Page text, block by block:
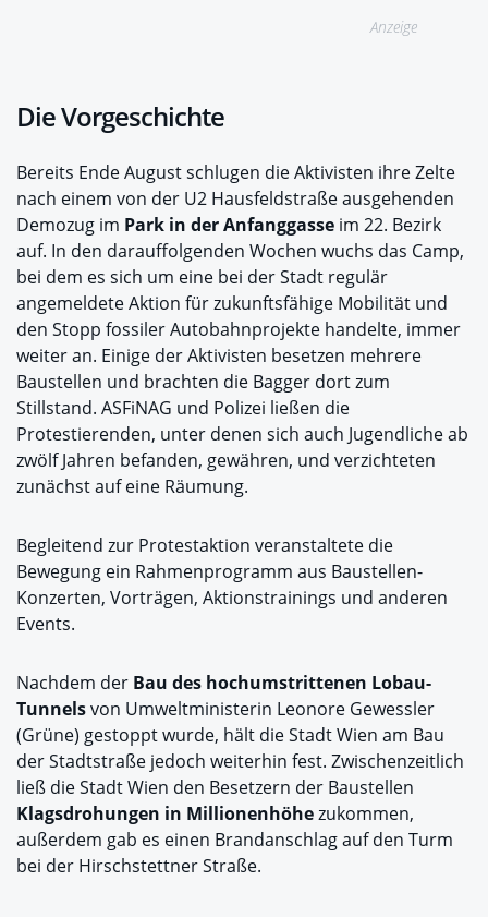
Anzeige
Die Vorgeschichte
Bereits Ende August schlugen die Aktivisten ihre Zelte
nach einem von der U2 Hausfeldstraße ausgehenden
Demozug im Park in der Anfanggasse im 22. Bezirk
auf. In den darauffolgenden Wochen wuchs das Camp,
bei dem es sich um eine bei der Stadt regulär
angemeldete Aktion für zukunftsfähige Mobilität und
den Stopp fossiler Autobahnprojekte handelte, immer
weiter an. Einige der Aktivisten besetzen mehrere
Baustellen und brachten die Bagger dort zum
Stillstand. ASFiNAG und Polizei ließen die
Protestierenden, unter denen sich auch Jugendliche ab
zwölf Jahren befanden, gewähren, und verzichteten
zunächst auf eine Räumung.
Begleitend zur Protestaktion veranstaltete die
Bewegung ein Rahmenprogramm aus Baustellen-
Konzerten, Vorträgen, Aktionstrainings und anderen
Events.
Nachdem der Bau des hochumstrittenen Lobau-
Tunnelsvon Umweltministerin Leonore Gewessler
(Grüne) gestoppt wurde, hält die Stadt Wien am Bau
der Stadtstraße jedoch weiterhin fest. Zwischenzeitlich
ließ die Stadt Wien den Besetzern der Baustellen
Klagsdrohungen in Millionenhöhezukommen,
außerdem gab es einen Brandanschlag auf den Turm
bei der Hirschstettner Straße.